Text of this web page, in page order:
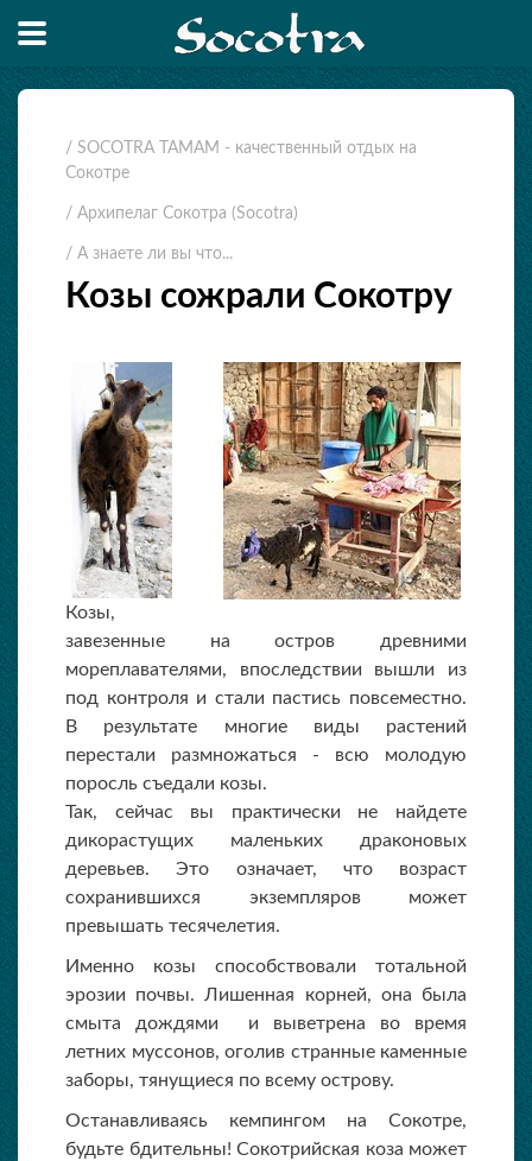
/ SOCOTRA TAMAM - качественный отдых на
Сокотре
/ Архипелаг Сокотра (Socotra)
/ А знаете ли вы что...
Козы сожрали Сокотру
Козы,
завезенные на остров древними
мореплавателями, впоследствии вышли из
под контроля и стали пастись повсеместно.
В результате многие виды растений
перестали размножаться - всю молодую
поросль съедали козы.
Так, сейчас вы практически не найдете
дикорастущих маленьких драконовых
деревьев. Это означает, что возраст
сохранившихся экземпляров может
превышать тесячелетия.
Именно козы способствовали тотальной
эрозии почвы. Лишенная корней, она была
смыта дождями и выветрена во время
летних муссонов, оголив странные каменные
заборы, тянущиеся по всему острову.
Останавливаясь кемпингом на Сокотре,
будьте бдительны! Сокотрийская коза может